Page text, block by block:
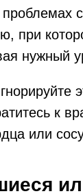
проблемах
при
нужный
к
или